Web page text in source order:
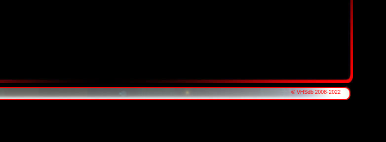
© VHSdb 2008-2022